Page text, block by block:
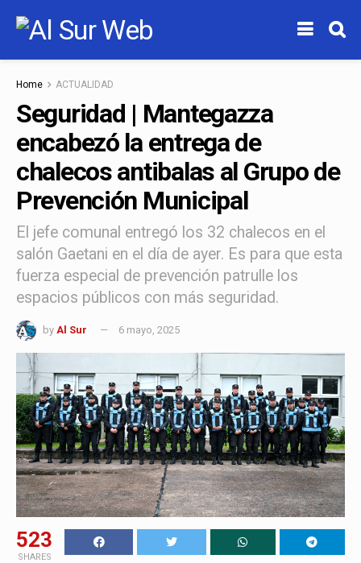
Home ACTUALIDAD
Seguridad | Mantegazza
encabezó la entrega de
chalecos antibalas al Grupo de
Prevención Municipal
El jefe comunal entregó los 32 chalecos en el
salón Gaetani en el día de ayer. Es para que esta
fuerza especial de prevención patrulle los
espacios públicos con más seguridad.
by Al Sur 6 mayo, 2025
523
SHARES